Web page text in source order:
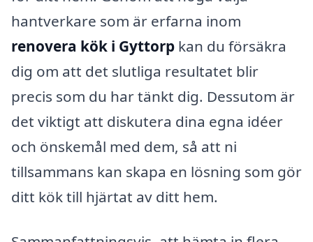
hantverkare som är erfarna inom
renovera kök i Gyttorp kan du försäkra
dig om att det slutliga resultatet blir
precis som du har tänkt dig. Dessutom är
det viktigt att diskutera dina egna idéer
och önskemål med dem, så att ni
tillsammans kan skapa en lösning som gör
ditt kök till hjärtat av ditt hem.